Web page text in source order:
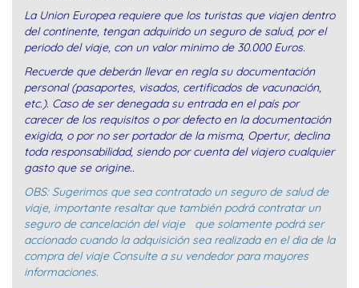
La Union Europea requiere que los turistas que viajen dentro
del continente, tengan adquirido un seguro de salud, por el
periodo del viaje, con un valor minimo de 30.000 Euros.
Recuerde que deberán llevar en regla su documentación
personal (pasaportes, visados, certificados de vacunación,
etc.). Caso de ser denegada su entrada en el país por
carecer de los requisitos o por defecto en la documentación
exigida, o por no ser portador de la misma, Opertur, declina
toda responsabilidad, siendo por cuenta del viajero cualquier
gasto que se origine..
OBS: Sugerimos que sea contratado un seguro de salud de
viaje, importante resaltar que también podrá contratar un
seguro de cancelación del viaje que solamente podrá ser
accionado cuando la adquisición sea realizada en el dia de la
compra del viaje Consulte a su vendedor para mayores
informaciones.